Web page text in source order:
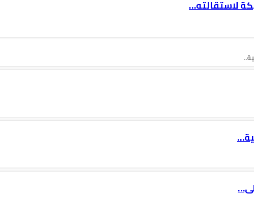
لاستقالته…